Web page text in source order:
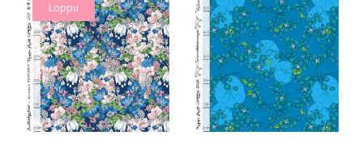
Loppu